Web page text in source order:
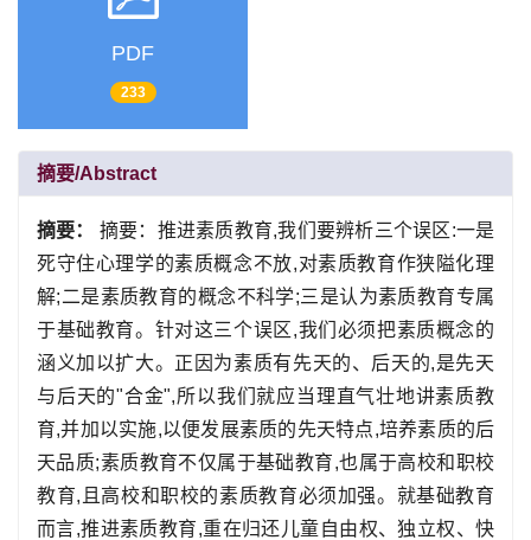
PDF
233
摘要/Abstract
摘要： 摘要：推进素质教育,我们要辨析三个误区:一是
死守住心理学的素质概念不放,对素质教育作狭隘化理
解;二是素质教育的概念不科学;三是认为素质教育专属
于基础教育。针对这三个误区,我们必须把素质概念的
涵义加以扩大。正因为素质有先天的、后天的,是先天
与后天的"合金",所以我们就应当理直气壮地讲素质教
育,并加以实施,以便发展素质的先天特点,培养素质的后
天品质;素质教育不仅属于基础教育,也属于高校和职校
教育,且高校和职校的素质教育必须加强。就基础教育
而言,推进素质教育,重在归还儿童自由权、独立权、快